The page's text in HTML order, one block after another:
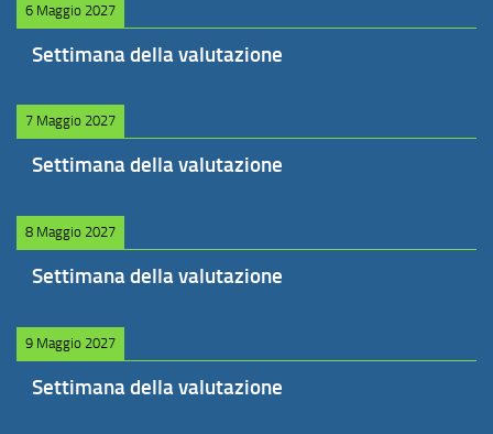
6 Maggio 2027
Settimana della valutazione
7 Maggio 2027
Settimana della valutazione
8 Maggio 2027
Settimana della valutazione
9 Maggio 2027
Settimana della valutazione